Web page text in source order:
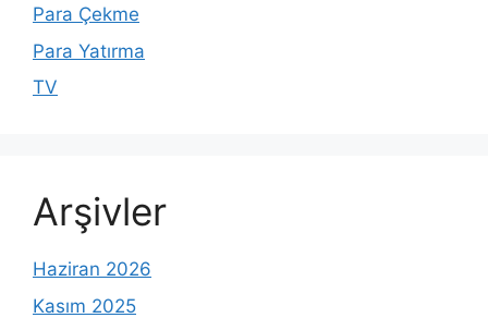
Para Çekme
Para Yatırma
TV
Arşivler
Haziran 2026
Kasım 2025